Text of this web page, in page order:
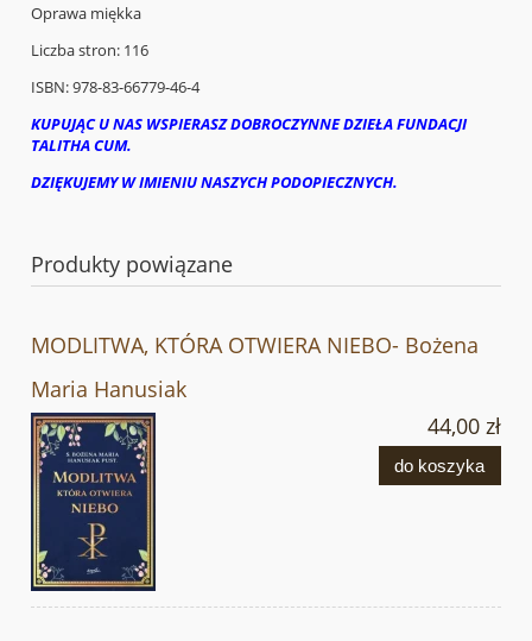
Oprawa miękka
Liczba stron: 116
ISBN: 978-83-66779-46-4
KUPUJĄC U NAS WSPIERASZ DOBROCZYNNE DZIEŁA FUNDACJI
TALITHA CUM.
DZIĘKUJEMY W IMIENIU NASZYCH PODOPIECZNYCH.
Produkty powiązane
MODLITWA, KTÓRA OTWIERA NIEBO- Bożena
Maria Hanusiak
44,00 zł
do koszyka